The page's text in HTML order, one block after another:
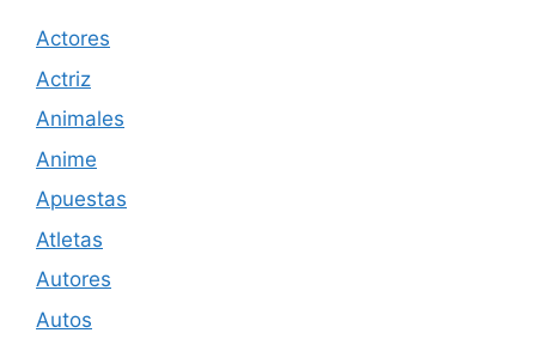
Actores
Actriz
Animales
Anime
Apuestas
Atletas
Autores
Autos